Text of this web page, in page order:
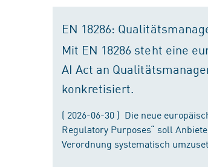
EN 18286:
Mit EN 18286 steht eine
AI Act an
konkretisiert.
( 2026-06-30 ) Die neue
Regulatory Purposes“ soll
Verordnung systematisch